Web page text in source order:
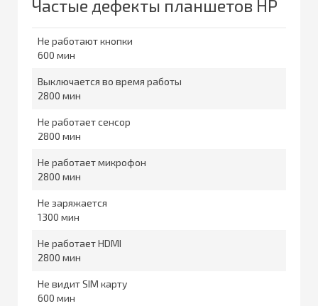
Частые дефекты планшетов HP
Не работают кнопки
600
Выключается во время работы
2800
Не работает сенсор
2800
Не работает микрофон
2800
Не заряжается
1300
Не работает HDMI
2800
Не видит SIM карту
600